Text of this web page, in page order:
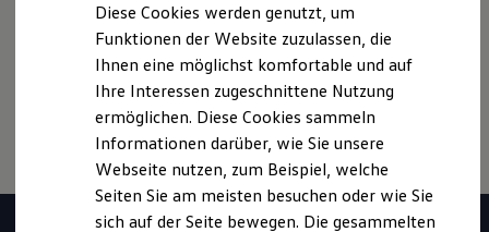
Finanzierung
Für Privatkunden
Für Gewerbekunden
Leasing
Für Privatkunden
Für Gewerbekunden
Versicherungen & Garantien
Garantien
Kfz-Versicherung für Nutzfahrzeuge
Restschuldversicherung
Wartungsverträge
Mehr anzeigen (1)
Weitere Fragen? Hier entlang!
Haben Sie Fragen zur
Diese Cookies werden genutzt, um
Funktionen der Website zuzulassen, die
Ihnen eine möglichst komfortable und auf
Ihre Interessen zugeschnittene Nutzung
ermöglichen. Diese Cookies sammeln
Informationen darüber, wie Sie unsere
Webseite nutzen, zum Beispiel, welche
Seiten Sie am meisten besuchen oder wie Sie
sich auf der Seite bewegen. Die gesammelten